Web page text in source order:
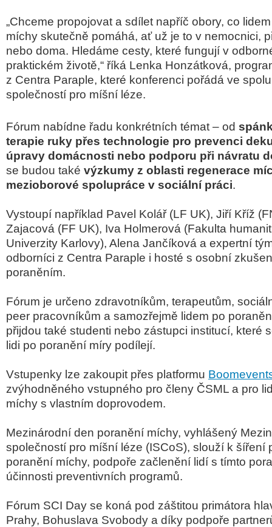
„Chceme propojovat a sdílet napříč obory, co
míchy skutečně pomáhá, ať už je to v nemocnici,
nebo doma. Hledáme cesty, které fungují v
praktickém životě,“ říká Lenka Honzátková,
z Centra Paraple, které konferenci pořádá ve
společností pro míšní léze.
Fórum nabídne řadu konkrétních témat – od
terapie ruky přes technologie pro prevenci
úpravy domácnosti nebo podporu při návratu
se budou také výzkumy z oblasti regenerace
mezioborové spolupráce v sociální práci.
Vystoupí například Pavel Kolář (LF UK), Jiří Kříž
Zajacová (FF UK), Iva Holmerová (Fakulta
Univerzity Karlovy), Alena Jančíková a expertní
odborníci z Centra Paraple i hosté s osobní
poraněním.
Fórum je určeno zdravotníkům, terapeutům,
peer pracovníkům a samozřejmě lidem po
přijdou také studenti nebo zástupci institucí, které
lidi po poranění míry podílejí.
Vstupenky lze zakoupit přes platformu
zvýhodněného vstupného pro členy ČSML a pro
míchy s vlastním doprovodem.
Mezinárodní den poranění míchy, vyhlášený
společností pro míšní léze (ISCoS), slouží k šíření
poranění míchy, podpoře začlenění lidí s tímto
účinnosti preventivních programů.
Fórum SCI Day se koná pod záštitou primátora
Prahy, Bohuslava Svobody a díky podpoře